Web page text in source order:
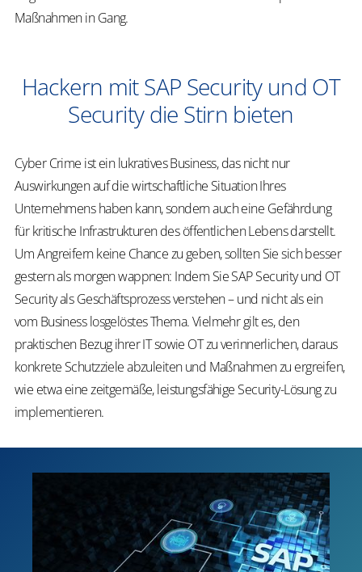
Maßnahmen in Gang.
Hackern mit SAP Security und OT
Security die Stirn bieten
Cyber Crime ist ein lukratives Business, das nicht nur
Auswirkungen auf die wirtschaftliche Situation Ihres
Unternehmens haben kann, sondern auch eine Gefährdung
für kritische Infrastrukturen des öffentlichen Lebens darstellt.
Um Angreifern keine Chance zu geben, sollten Sie sich besser
gestern als morgen wappnen: Indem Sie SAP Security und OT
Security als Geschäftsprozess verstehen – und nicht als ein
vom Business losgelöstes Thema. Vielmehr gilt es, den
praktischen Bezug ihrer IT sowie OT zu verinnerlichen, daraus
konkrete Schutzziele abzuleiten und Maßnahmen zu ergreifen,
wie etwa eine zeitgemäße, leistungsfähige Security-Lösung zu
implementieren.